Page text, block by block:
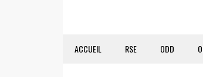
ACCUEIL RSE ODD